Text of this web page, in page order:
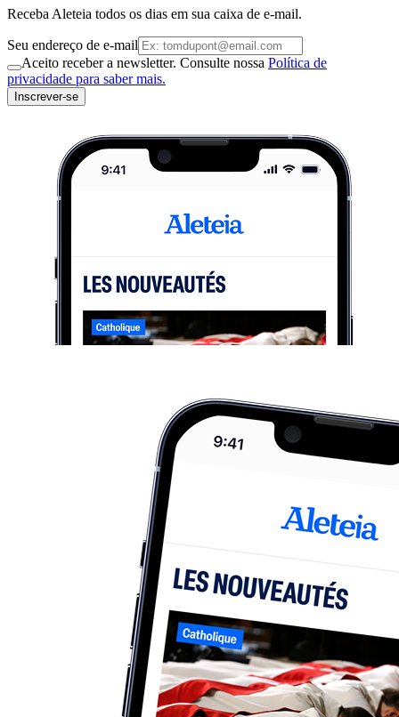
Receba Aleteia todos os dias em sua caixa de e-mail.
Seu endereço de e-mail
Aceito receber a newsletter. Consulte nossa Política de
privacidade para saber mais.
Inscrever-se